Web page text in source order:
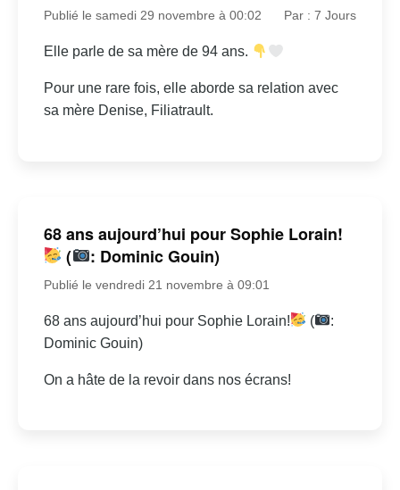
Publié le samedi 29 novembre à 00:02 Par : 7 Jours
Elle parle de sa mère de 94 ans.
Pour une rare fois, elle aborde sa relation avec
sa mère Denise, Filiatrault.
68 ans aujourd’hui pour Sophie Lorain!
(
: Dominic Gouin)
Publié le vendredi 21 novembre à 09:01
68 ans aujourd’hui pour Sophie Lorain! (
:
Dominic Gouin)
On a hâte de la revoir dans nos écrans!